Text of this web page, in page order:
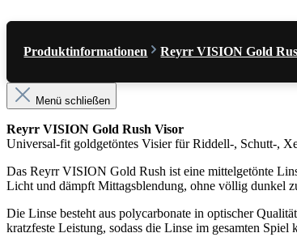
Produktinformationen Reyrr VISION Gold
Menü schließen
Reyrr VISION Gold Rush Visor
Universal-fit goldgetöntes Visier für Riddell-, Schutt-,
Das Reyrr VISION Gold Rush ist eine mittelgetönte
Licht und dämpft Mittagsblendung, ohne völlig dunkel
Die Linse besteht aus polycarbonate in optischer
kratzfeste Leistung, sodass die Linse im gesamten Spiel